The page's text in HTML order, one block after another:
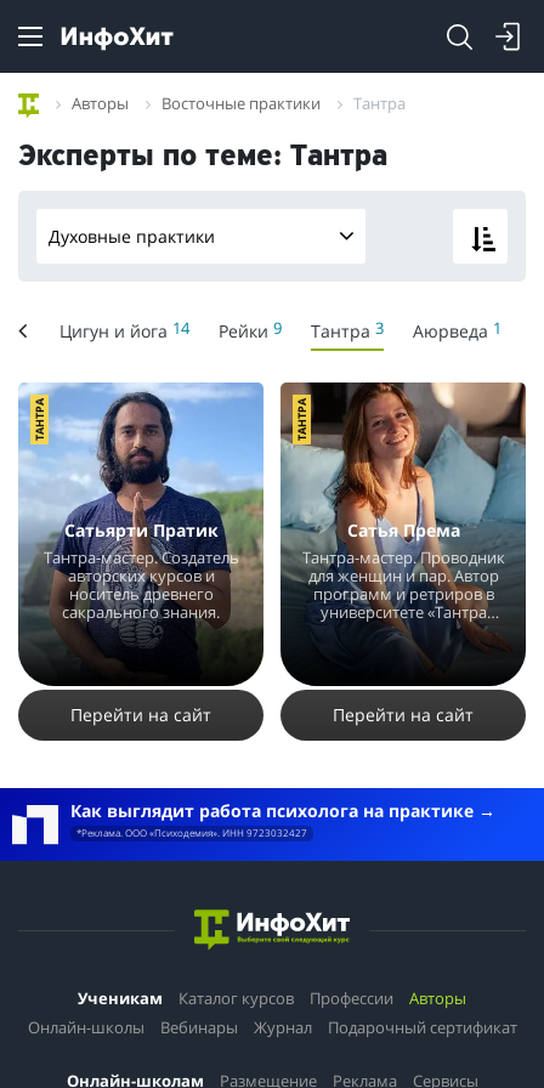
Авторы Восточные практики Тантра
Эксперты по теме: Тантра
Духовные практики
Цигун и йога 14 Рейки 9 Тантра 3 Аюрведа 1
Сатьярти Пратик
Тантра-мастер. Создатель
авторских курсов и
носитель древнего
сакрального знания.
3772
ТАНТРА
Перейти на сайт
Сатья Према
Тантра-мастер. Проводник
для женщин и пар. Автор
программ и ретриров в
университете «Тантра
Нектар».
16
ТАНТРА
Перейти на сайт
Как выглядит работа психолога на практике
*Реклама. ООО «Психодемия». ИНН 9723032427
Ученикам Каталог курсов Профессии
Авторы
Онлайн-школы
Вебинары Журнал Подарочный сертификат
Онлайн-школам Размещение Реклама Сервисы